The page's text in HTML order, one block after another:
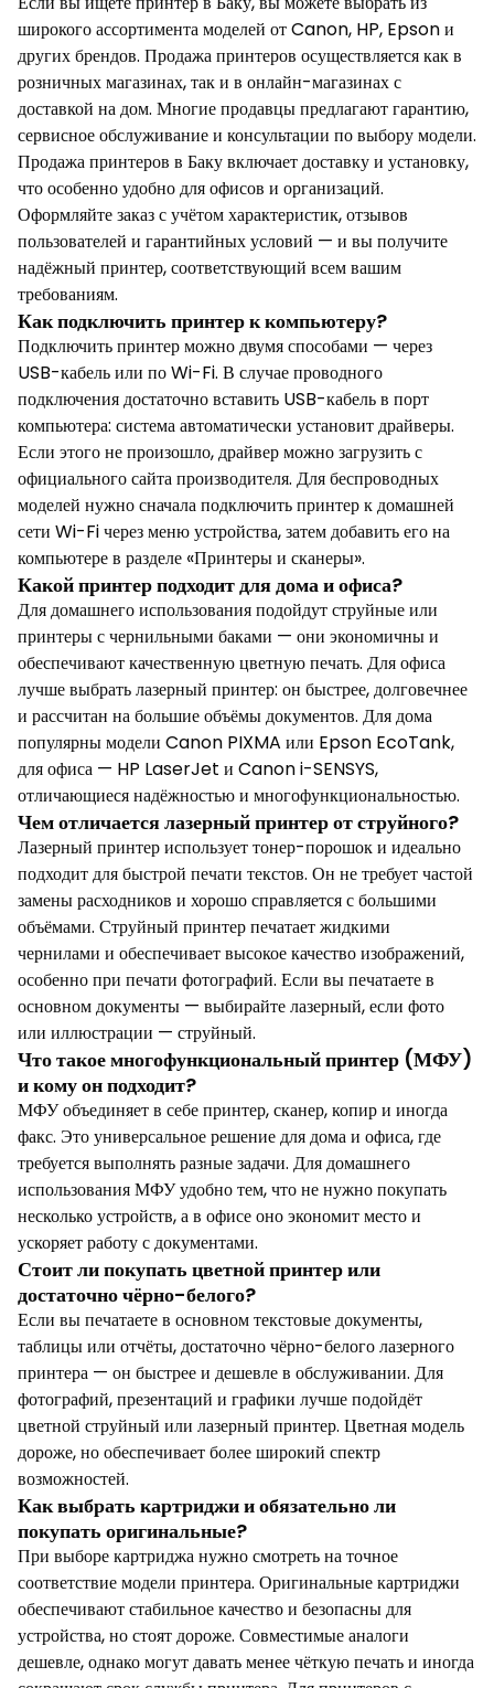
широкого ассортимента моделей от Canon, HP, Epson и
других брендов. Продажа принтеров осуществляется как в
розничных магазинах, так и в онлайн-магазинах с
доставкой на дом. Многие продавцы предлагают гарантию,
сервисное обслуживание и консультации по выбору модели.
Продажа принтеров в Баку включает доставку и установку,
что особенно удобно для офисов и организаций.
Оформляйте заказ с учётом характеристик, отзывов
пользователей и гарантийных условий — и вы получите
надёжный принтер, соответствующий всем вашим
требованиям.
Как подключить принтер к компьютеру?
Подключить принтер можно двумя способами — через
USB-кабель или по Wi-Fi. В случае проводного
подключения достаточно вставить USB-кабель в порт
компьютера: система автоматически установит драйверы.
Если этого не произошло, драйвер можно загрузить с
официального сайта производителя. Для беспроводных
моделей нужно сначала подключить принтер к домашней
сети Wi-Fi через меню устройства, затем добавить его на
компьютере в разделе «Принтеры и сканеры».
Какой принтер подходит для дома и офиса?
Для домашнего использования подойдут струйные или
принтеры с чернильными баками — они экономичны и
обеспечивают качественную цветную печать. Для офиса
лучше выбрать лазерный принтер: он быстрее, долговечнее
и рассчитан на большие объёмы документов. Для дома
популярны модели Canon PIXMA или Epson EcoTank,
для офиса — HP LaserJet и Canon i-SENSYS,
отличающиеся надёжностью и многофункциональностью.
Чем отличается лазерный принтер от струйного?
Лазерный принтер использует тонер-порошок и идеально
подходит для быстрой печати текстов. Он не требует частой
замены расходников и хорошо справляется с большими
объёмами. Струйный принтер печатает жидкими
чернилами и обеспечивает высокое качество изображений,
особенно при печати фотографий. Если вы печатаете в
основном документы — выбирайте лазерный, если фото
или иллюстрации — струйный.
Что такое многофункциональный принтер (МФУ)
и кому он подходит?
МФУ объединяет в себе принтер, сканер, копир и иногда
факс. Это универсальное решение для дома и офиса, где
требуется выполнять разные задачи. Для домашнего
использования МФУ удобно тем, что не нужно покупать
несколько устройств, а в офисе оно экономит место и
ускоряет работу с документами.
Стоит ли покупать цветной принтер или
достаточно чёрно-белого?
Если вы печатаете в основном текстовые документы,
таблицы или отчёты, достаточно чёрно-белого лазерного
принтера — он быстрее и дешевле в обслуживании. Для
фотографий, презентаций и графики лучше подойдёт
цветной струйный или лазерный принтер. Цветная модель
дороже, но обеспечивает более широкий спектр
возможностей.
Как выбрать картриджи и обязательно ли
покупать оригинальные?
При выборе картриджа нужно смотреть на точное
соответствие модели принтера. Оригинальные картриджи
обеспечивают стабильное качество и безопасны для
устройства, но стоят дороже. Совместимые аналоги
дешевле, однако могут давать менее чёткую печать и иногда